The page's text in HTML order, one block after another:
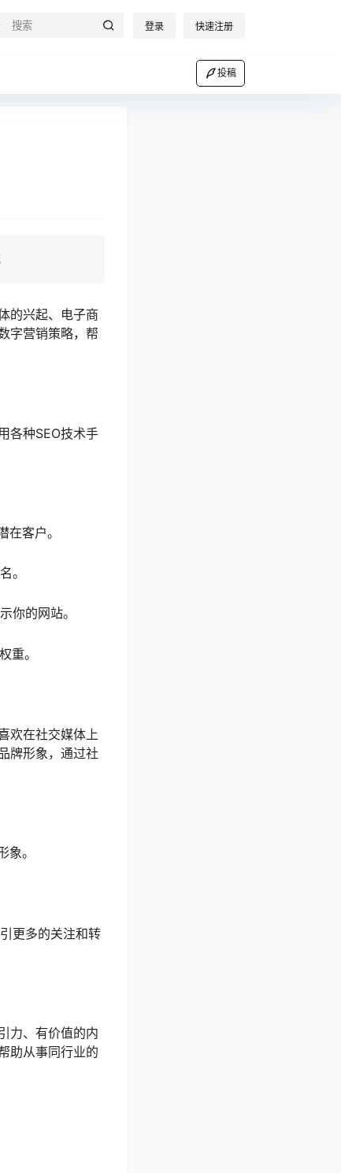
登录 快速注册
投稿
的兴起、电子商
字营销策略，帮
各种SEO技术手
客户。
。
你的网站。
重。
欢在社交媒体上
牌形象，通过社
。
更多的关注和转
力、有价值的内
助从事同行业的